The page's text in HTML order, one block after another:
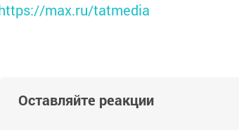
max.ru/tatmedia
Оставляйте реакции